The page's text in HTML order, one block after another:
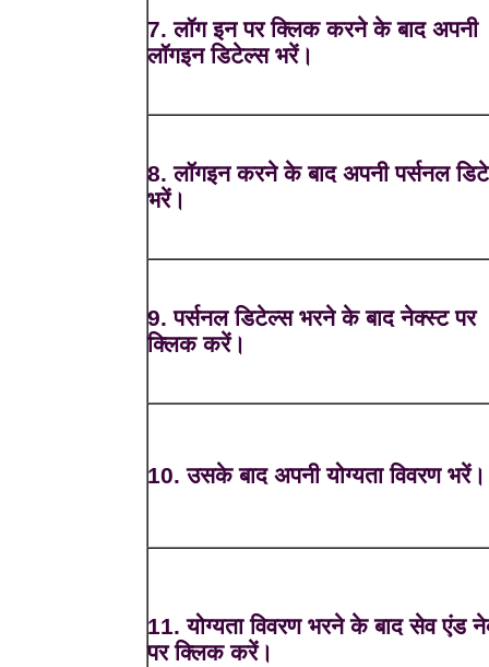
7. लॉग इन पर क्लिक करने के बाद अपनी
लॉगइन डिटेल्स भरें।
8. लॉगइन करने के बाद अपनी पर्सनल
भरें।
9. पर्सनल डिटेल्स भरने के बाद नेक्स्ट पर
क्लिक करें।
10. उसके बाद अपनी योग्यता विवरण भरें।
11. योग्यता विवरण भरने के बाद सेव एंड
पर क्लिक करें।